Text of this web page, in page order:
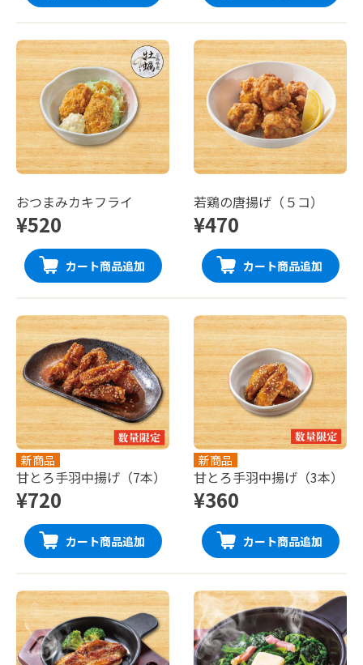
おつまみカキフライ
¥520
カート商品追加
若鶏の唐揚げ（５コ）
¥470
カート商品追加
新商品
甘とろ手羽中揚げ（7本）
¥720
カート商品追加
新商品
甘とろ手羽中揚げ（3本）
¥360
カート商品追加